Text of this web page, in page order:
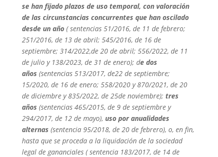
se han fijado plazos de uso temporal, con valoración
de las circunstancias concurrentes que han oscilado
desde un año( sentencias 51/2016, de 11 de febrero;
251/2016, de 13 de abril; 545/2016, de 16 de
septiembre; 314/2022,de 20 de abril; 556/2022, de 11
de julio y 138/2023, de 31 de enero); de dos
años (sentencias 513/2017, de22 de septiembre;
15/2020, de 16 de enero; 558/2020 y 870/2021, de 20
de diciembre y 835/2022, de 25de noviembre); tres
años (sentencias 465/2015, de 9 de septiembre y
294/2017, de 12 de mayo), uso por anualidades
alternas (sentencia 95/2018, de 20 de febrero), o, en fin,
hasta que se proceda a la liquidación de la sociedad
legal de gananciales ( sentencia 183/2017, de 14 de